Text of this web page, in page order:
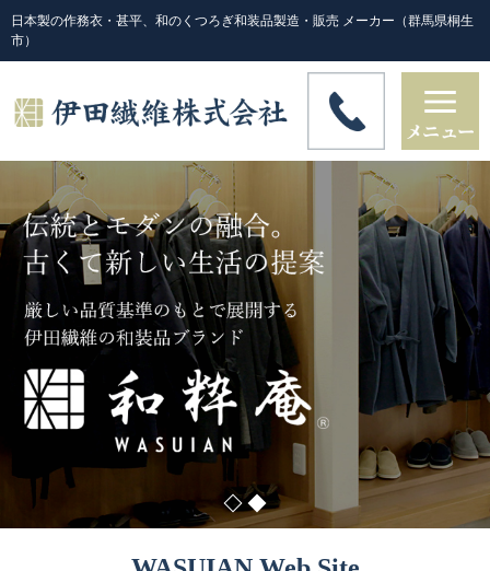
日本製の作務衣・甚平、和のくつろぎ和装品製造・販売 メーカー（群馬県桐生
市）